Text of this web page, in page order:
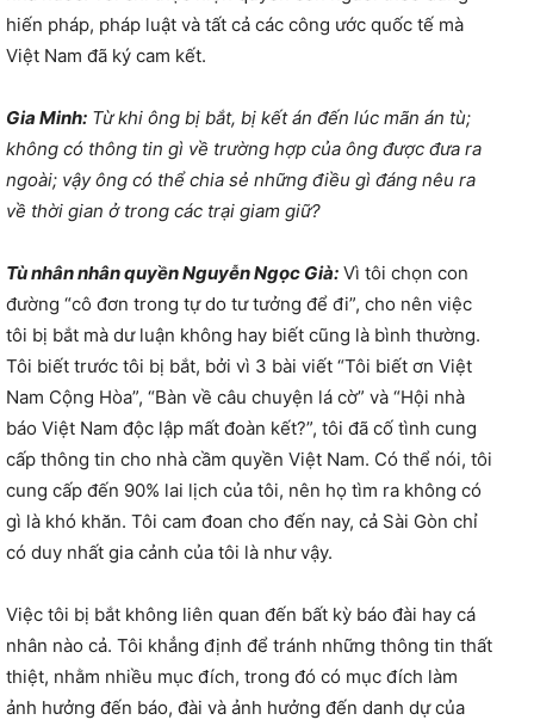
hiến pháp, pháp luật và tất cả các công ước quốc tế mà
Việt Nam đã ký cam kết.
Gia Minh: Từ khi ông bị bắt, bị kết án đến lúc mãn án tù;
không có thông tin gì về trường hợp của ông được đưa ra
ngoài; vậy ông có thể chia sẻ những điều gì đáng nêu ra
về thời gian ở trong các trại giam giữ?
Tù nhân nhân quyền Nguyễn Ngọc Già: Vì tôi chọn con
đường “cô đơn trong tự do tư tưởng để đi”, cho nên việc
tôi bị bắt mà dư luận không hay biết cũng là bình thường.
Tôi biết trước tôi bị bắt, bởi vì 3 bài viết “Tôi biết ơn Việt
Nam Cộng Hòa”, “Bàn về câu chuyện lá cờ” và “Hội nhà
báo Việt Nam độc lập mất đoàn kết?”, tôi đã cố tình cung
cấp thông tin cho nhà cầm quyền Việt Nam. Có thể nói, tôi
cung cấp đến 90% lai lịch của tôi, nên họ tìm ra không có
gì là khó khăn. Tôi cam đoan cho đến nay, cả Sài Gòn chỉ
có duy nhất gia cảnh của tôi là như vậy.
Việc tôi bị bắt không liên quan đến bất kỳ báo đài hay cá
nhân nào cả. Tôi khẳng định để tránh những thông tin thất
thiệt, nhằm nhiều mục đích, trong đó có mục đích làm
ảnh hưởng đến báo, đài và ảnh hưởng đến danh dự của